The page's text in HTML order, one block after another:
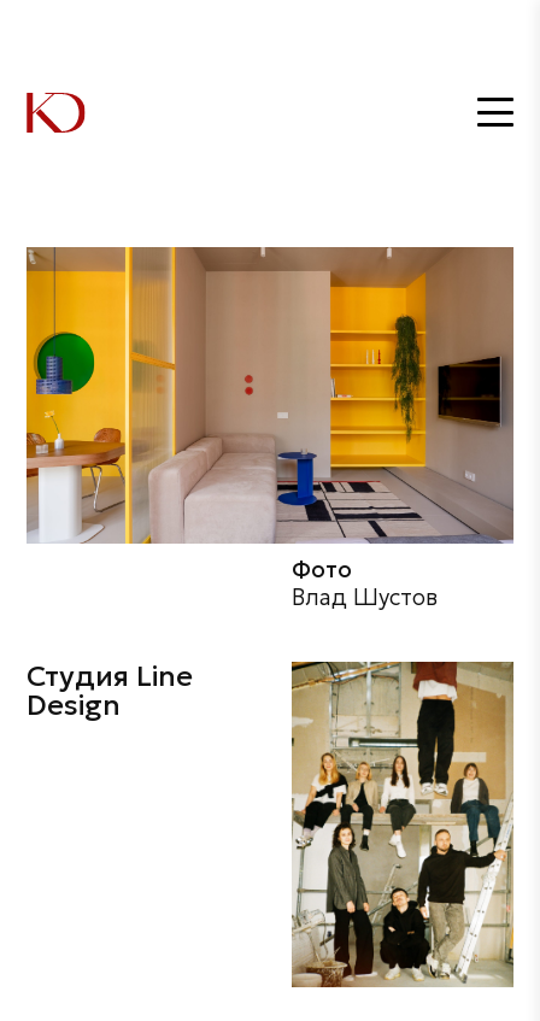
Студия Line Design построила
интерьер апартаментов на
Фото
Влад Шустов
Студия Line
Design